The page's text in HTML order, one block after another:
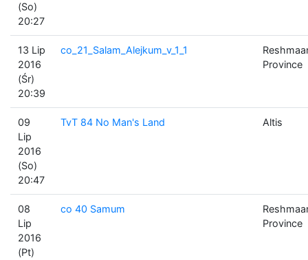
(So)
20:27
13 Lip
2016
(Śr)
20:39
co_21_Salam_Alejkum_v_1_1
Province
09
Lip
2016
(So)
20:47
TvT 84 No Man's Land Altis
08
Lip
2016
(Pt)
co 40 Samum
Province